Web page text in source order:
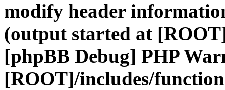
modify header
(output started at
[phpBB Debug] PHP
[ROOT]/includes/